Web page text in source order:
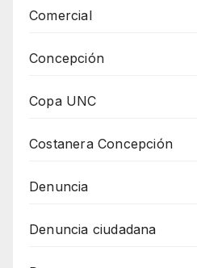
Comercial
Concepción
Copa UNC
Costanera Concepción
Denuncia
Denuncia ciudadana